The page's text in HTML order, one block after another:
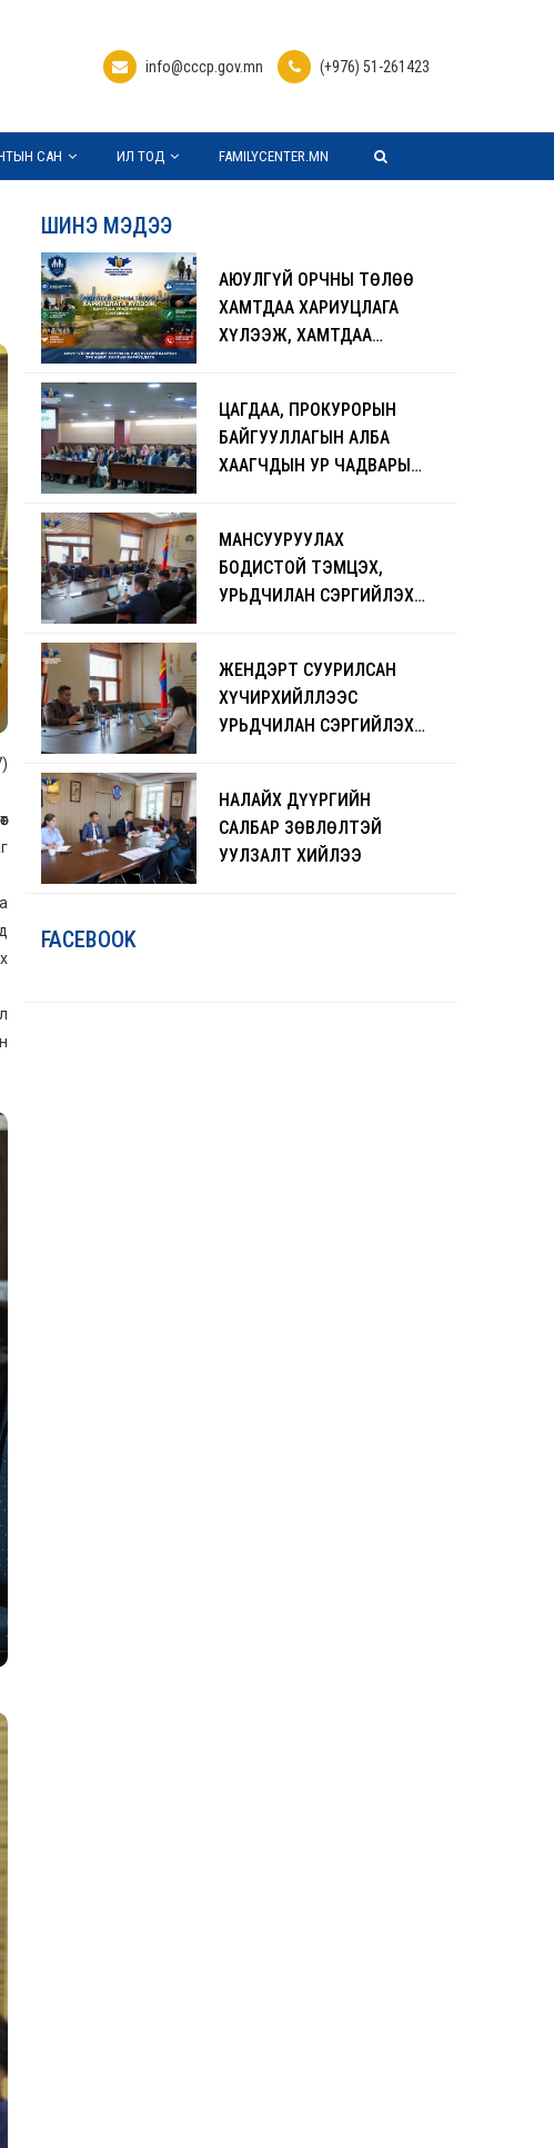
info@cccp.gov.mn (+976) 51-261423
САН ИЛ ТОД FAMILYCENTER.MN
ШИНЭ МЭДЭЭ
АЮУЛГҮЙ ОРЧНЫ ТӨЛӨӨ
ХАМТДАА ХАРИУЦЛАГА
ХҮЛЭЭЖ, ХАМТДАА
ЦАГДАА, ПРОКУРОРЫН
БАЙГУУЛЛАГЫН АЛБА
ХААГЧДЫН УР ЧАДВАРЫГ
БОЛЖ БАЙНА
МАНСУУРУУЛАХ
БОДИСТОЙ ТЭМЦЭХ,
УРЬДЧИЛАН СЭРГИЙЛЭХ
ЖЕНДЭРТ СУУРИЛСАН
ХҮЧИРХИЙЛЛЭЭС
УРЬДЧИЛАН СЭРГИЙЛЭХ
НАЛАЙХ ДҮҮРГИЙН
САЛБАР ЗӨВЛӨЛТЭЙ
УУЛЗАЛТ ХИЙЛЭЭ
FACEBOOK